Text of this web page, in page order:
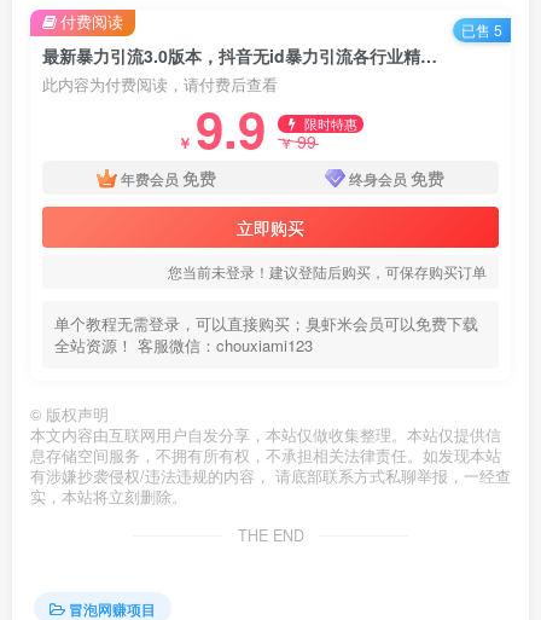
最新暴力引流3.0版本，抖音无id暴力引流各行业精准用户
此内容为付费阅读，请付费后查看
￥ 9.9 限时特惠
￥99
年费会员 免费 终身会员 免费
立即购买
您当前未登录！建议登陆后购买，可保存购买订单
单个教程无需登录，可以直接购买；臭虾米会员可以免费下载
全站资源！ 客服微信：chouxiami123
付费阅读 已售 5
© 版权声明
本文内容由互联网用户自发分享，本站仅做收集整理。本站仅提供信
息存储空间服务，不拥有所有权，不承担相关法律责任。如发现本站
有涉嫌抄袭侵权/违法违规的内容， 请底部联系方式私聊举报，一经查
实，本站将立刻删除。
THE END
冒泡网赚项目